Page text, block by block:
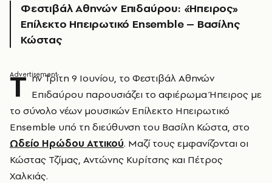
Φεστιβάλ Αθηνών Επιδαύρου: «Ήπειρος»
Επίλεκτο Ηπειρωτικό Ensemble – Βασίλης
Κώστας
Τ ην Τρίτη 9 Ιουνίου, το Φεστιβάλ Αθηνών
Επιδαύρου παρουσιάζει το αφιέρωμα Ήπειρος με
το σύνολο νέων μουσικών Επίλεκτο Ηπειρωτικό
Ensemble υπό τη διεύθυνση του Βασίλη Κώστα, στο
Ωδείο Ηρώδου Αττικού. Μαζί τους εμφανίζονται οι
Κώστας Τζίμας, Αντώνης Κυρίτσης και Πέτρος
Χαλκιάς.